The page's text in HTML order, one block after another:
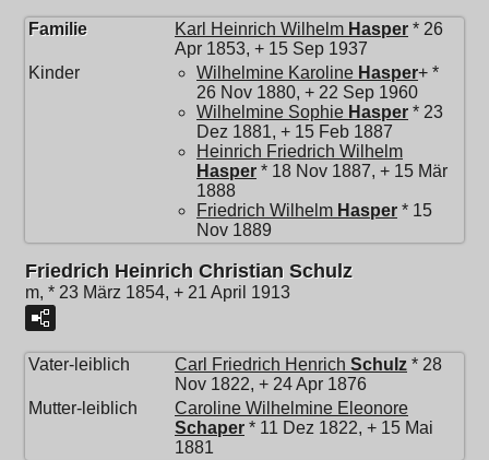
Familie Karl Heinrich Wilhelm Hasper * 26
Apr 1853, + 15 Sep 1937
Kinder
Wilhelmine Karoline Hasper+ *
26 Nov 1880, + 22 Sep 1960
Wilhelmine Sophie Hasper * 23
Dez 1881, + 15 Feb 1887
Heinrich Friedrich Wilhelm
Hasper * 18 Nov 1887, + 15 Mär
1888
Friedrich Wilhelm Hasper * 15
Nov 1889
Friedrich Heinrich Christian Schulz
m, * 23 März 1854, + 21 April 1913
Vater-leiblich Carl Friedrich Henrich Schulz * 28
Nov 1822, + 24 Apr 1876
Mutter-leiblich
Caroline Wilhelmine Eleonore
Schaper * 11 Dez 1822, + 15 Mai
1881